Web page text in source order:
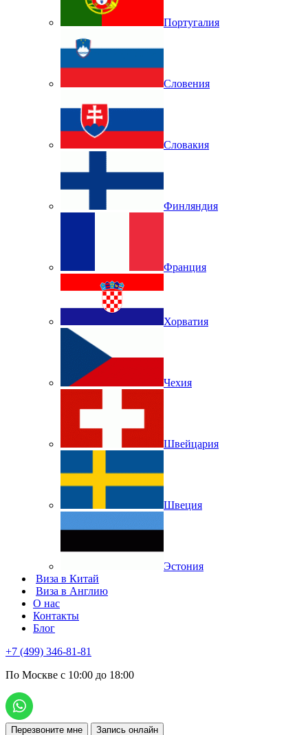
Португалия
Словения
Словакия
Финляндия
Франция
Хорватия
Чехия
Швейцария
Швеция
Эстония
Виза в Китай
Виза в Англию
О нас
Контакты
Блог
+7 (499) 346-81-81
По Москве с 10:00 до 18:00
Перезвоните мне Запись онлайн